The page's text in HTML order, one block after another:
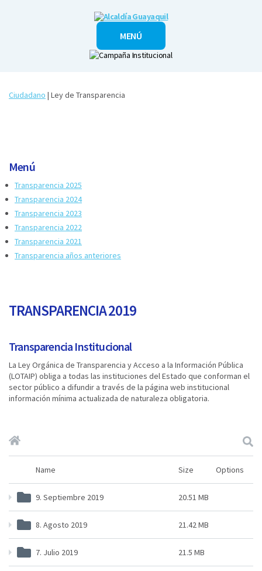
Alcaldía
GuayaquilMENÚ
Ciudadano | Ley de Transparencia
Menú
Transparencia 2025
Transparencia 2024
Transparencia 2023
Transparencia 2022
Transparencia 2021
Transparencia años anteriores
TRANSPARENCIA 2019
Transparencia Institucional
La Ley Orgánica de Transparencia y Acceso a la Información Pública
(LOTAIP) obliga a todas las instituciones del Estado que conforman el
sector público a difundir a través de la página web institucional
información mínima actualizada de naturaleza obligatoria.​
Name Size Options
9. Septiembre 2019 20.51 MB
8. Agosto 2019 21.42 MB
7. Julio 2019 21.5 MB